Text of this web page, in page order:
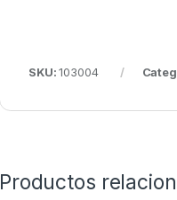
SKU:103004
Productos